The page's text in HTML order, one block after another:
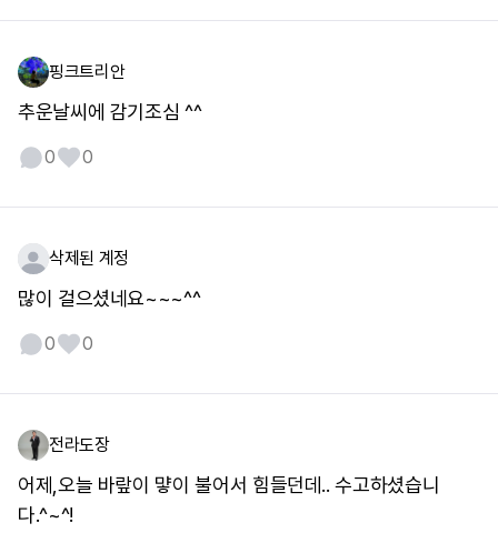
핑크트리안
추운날씨에 감기조심 ^^
0 0
삭제된 계정
많이 걸으셨네요~~~^^
0 0
전라도장
어제,오늘 바랖이 먛이 불어서 힘들던데.. 수고하셨습니
다.^~^!